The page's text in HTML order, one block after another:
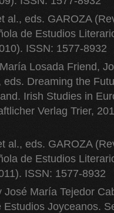
al., eds. GAROZA
de Estudios
ISSN: 1577-8932
Losada Friend,
Dreaming the
Irish Studies in
Verlag Trier,
al., eds. GAROZA
de Estudios
ISSN: 1577-8932
María Tejedor
Joyceanos.